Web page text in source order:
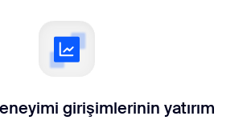
girişimlerinin yatırım